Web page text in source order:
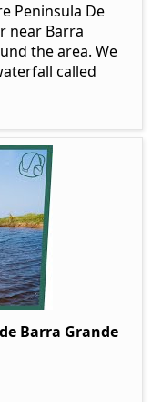
Peninsula De
near Barra
the area. We
called
Barra Grande